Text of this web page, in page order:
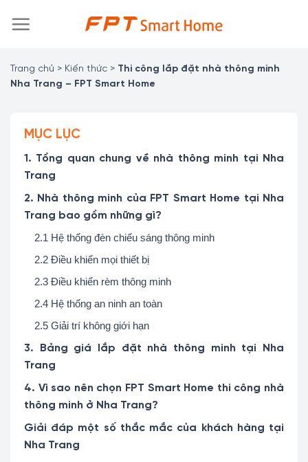
đến
Trang chủ > Kiến thức > Thi công lắp đặt nhà thông minh
Nha Trang – FPT Smart Home
MỤC LỤC
1. Tổng quan chung về nhà thông minh tại Nha
Trang
2. Nhà thông minh của FPT Smart Home tại Nha
Trang bao gồm những gì?
2.1 Hệ thống đèn chiếu sáng thông minh
2.2 Điều khiển mọi thiết bị
2.3 Điều khiển rèm thông minh
2.4 Hệ thống an ninh an toàn
2.5 Giải trí không giới hạn
3. Bảng giá lắp đặt nhà thông minh tại Nha
Trang
4. Vì sao nên chọn FPT Smart Home thi công nhà
thông minh ở Nha Trang?
Giải đáp một số thắc mắc của khách hàng tại
Nha Trang